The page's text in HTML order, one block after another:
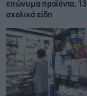
επώνυμα προϊόντα,
σχολικά είδη